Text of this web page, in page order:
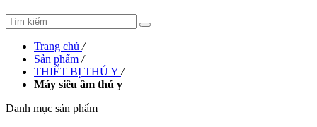
Trang chủ /
Sản phẩm /
THIẾT BỊ THÚ Y /
Máy siêu âm thú y
Danh mục sản phẩm